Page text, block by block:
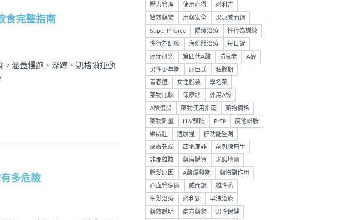
食完整指南
涵蓋慢跑、深蹲、凱格爾運動
多危險
壓力管理 使用心得 必利吉
雙效藥物 用藥安全 果凍威而鋼
Super P-force 陽痿治療 性行為訓練
性行為訓練 海綿體治療 每日錠
癌症研究 第四代A酸 抗衰老 A醇
男性更年期 屈臣氏 狂脫期
青春痘 女性脫髮 學名藥
藥物比較 保康絲 外用A酸
A酸復發 藥物使用指南 藥物價格
藥物劑量 HIV預防 PrEP 度他雄胺
樂威壯 適尿通 肝功能監測
皮膚乾燥 西地那非 前列腺增生
非那雄胺 藥房購買 米諾地爾
脫髮原因 A酸爆發期 藥物副作用
心血管健康 威而鋼 雄性禿
生髮治療 必利勁 早洩治療
藥效說明 處方藥物 男性保健